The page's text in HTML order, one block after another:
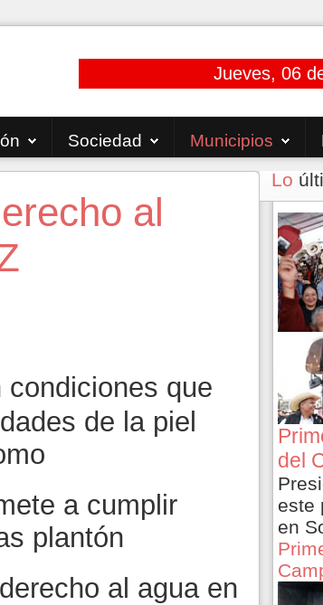
Jueves, 06
Sociedad Municipios
al
condiciones que
de la piel
a cumplir
plantón
al agua en
Lo
del
este
en